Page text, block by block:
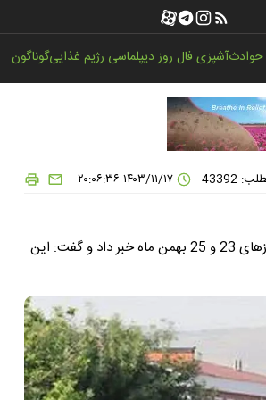
آشپزیفال روزدیپلماسی رژیم غذاییگوناگون
43392 ۱۴۰۳/۱۱/۱۷ ۲۰:۰۶:۳۶
مدیرعامل راه آهن جمهوری اسلامی ایران از پیش‌فروش بلیت‌ قطار تهران-وان ترکیه در روزهای 23 و 25 بهمن ماه خبر داد و گفت: این